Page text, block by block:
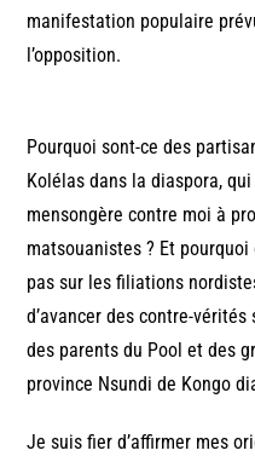
manifestation populaire
l’opposition.
Pourquoi sont-ce des
Kolélas dans la diaspora,
mensongère contre moi à
matsouanistes ? Et
pas sur les filiations
d’avancer des contre-
des parents du Pool et des
province Nsundi de Kongo
Je suis fier d’affirmer mes